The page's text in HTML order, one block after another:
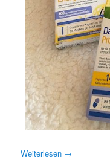
Weiterlesen →